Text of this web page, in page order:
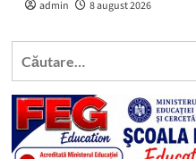
admin 8 august 2026
Caută